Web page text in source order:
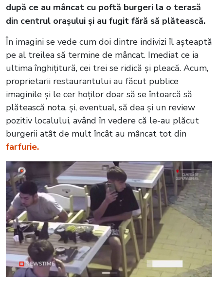
după ce au mâncat cu poftă burgeri la o terasă
din centrul orașului și au fugit fără să plătească.
În imagini se vede cum doi dintre indivizi îl așteaptă
pe al treilea să termine de mâncat. Imediat ce ia
ultima înghițitură, cei trei se ridică și pleacă. Acum,
proprietarii restaurantului au făcut publice
imaginile și le cer hoților doar să se întoarcă să
plătească nota, și, eventual, să dea și un review
pozitiv localului, având în vedere că le-au plăcut
burgerii atât de mult încât au mâncat tot din
farfurie.